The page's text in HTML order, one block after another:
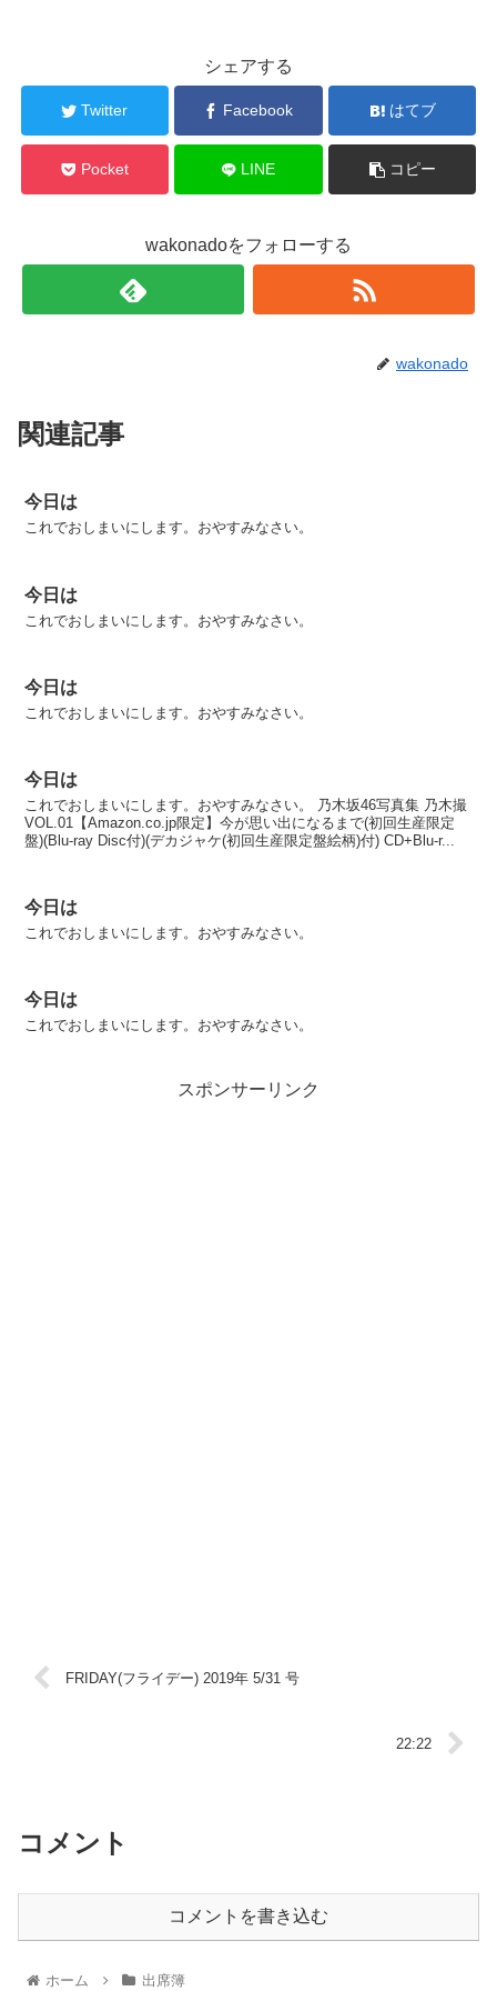
シェアする
Twitter Facebook はてブ
Pocket LINE コピー
wakonadoをフォローする
wakonado
関連記事
今日は
これでおしまいにします。おやすみなさい。
今日は
これでおしまいにします。おやすみなさい。
今日は
これでおしまいにします。おやすみなさい。
今日は
これでおしまいにします。おやすみなさい。 乃木坂46写真集 乃木撮
VOL.01【Amazon.co.jp限定】今が思い出になるまで(初回生産限定
盤)(Blu-ray Disc付)(デカジャケ(初回生産限定盤絵柄)付) CD+Blu-r...
今日は
これでおしまいにします。おやすみなさい。
今日は
これでおしまいにします。おやすみなさい。
スポンサーリンク
FRIDAY(フライデー) 2019年 5/31 号
22:22
コメント
コメントを書き込む
ホーム 出席簿